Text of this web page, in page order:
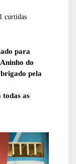
curtidas
para
do
pela
as